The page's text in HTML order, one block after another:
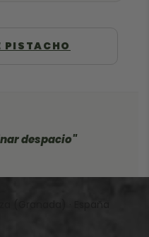
PISTACHO
despacio"